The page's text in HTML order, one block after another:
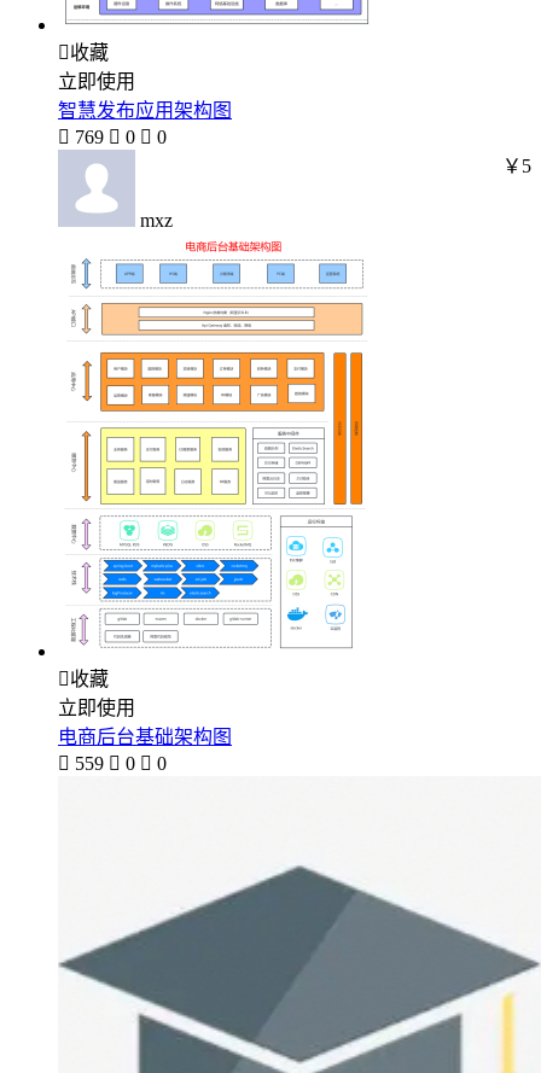
收藏
立即使用
智慧发布应用架构图
 769  0  0
mxz
￥5
收藏
立即使用
电商后台基础架构图
 559  0  0